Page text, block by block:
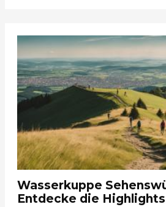
Wasserkuppe
Entdecke die